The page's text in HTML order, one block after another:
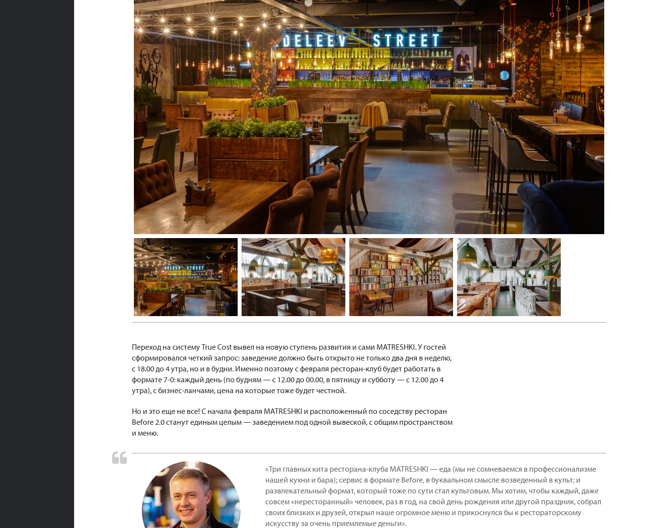
Переход на систему True Cost вывел на новую ступень развития и сами MATRESHKI. У гостей
сформировался четкий запрос: заведение должно быть открыто не только два дня в неделю,
с 18.00 до 4 утра, но и в будни. Именно поэтому с февраля ресторан-клуб будет работать в
формате 7-0: каждый день (по будням — с 12.00 до 00.00, в пятницу и субботу — с 12.00 до 4
утра), с бизнес-ланчами, цена на которые тоже будет честной.
Но и это еще не все! С начала февраля MATRESHKI и расположенный по соседству ресторан
Before 2.0 станут единым целым — заведением под одной вывеской, с общим пространством
и меню.
«Три главных кита ресторана-клуба MATRESHKI — еда (мы не сомневаемся в профессионализме
нашей кухни и бара); сервис в формате Before, в буквальном смысле возведенный в культ; и
развлекательный формат, который тоже по сути стал культовым. Мы хотим, чтобы каждый, даже
совсем «нересторанный» человек, раз в год, на свой день рождения или другой праздник, собрал
своих близких и друзей, открыл наше огромное меню и прикоснулся бы к рестораторскому
искусству за очень приемлемые деньги».